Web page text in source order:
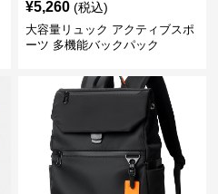
¥5,260 (税込)
大容量リュック アクティブスポ
ーツ 多機能バックパック